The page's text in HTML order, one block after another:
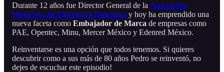
Durante 12 años fue Director General de la Asociación
Mexicana de Directores Humanos y hoy ha emprendido una
nueva faceta como Embajador de Marca de empresas como
PAE, Opentec, Minu, Mercer México y Edenred México.
Reinventarse es una opción que todos tenemos. Si quieres
descubrir como a sus más de 80 años Pedro se reinventó, no
dejes de escuchar este episodio!